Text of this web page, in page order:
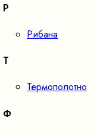
Р
Рибана
Т
Термополотно
Ф